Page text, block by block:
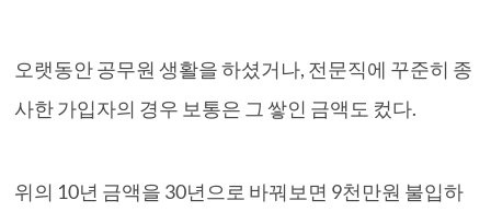
오랫동안 공무원 생활을 하셨거나, 전문직에 꾸준히 종
사한 가입자의 경우 보통은 그 쌓인 금액도 컸다.
위의 10년 금액을 30년으로 바꿔보면 9천만원 불입하